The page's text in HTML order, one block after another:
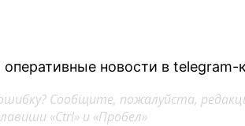
новости в telegram-
Сообщите, пожалуйста,
«Ctrl» и «Пробел»